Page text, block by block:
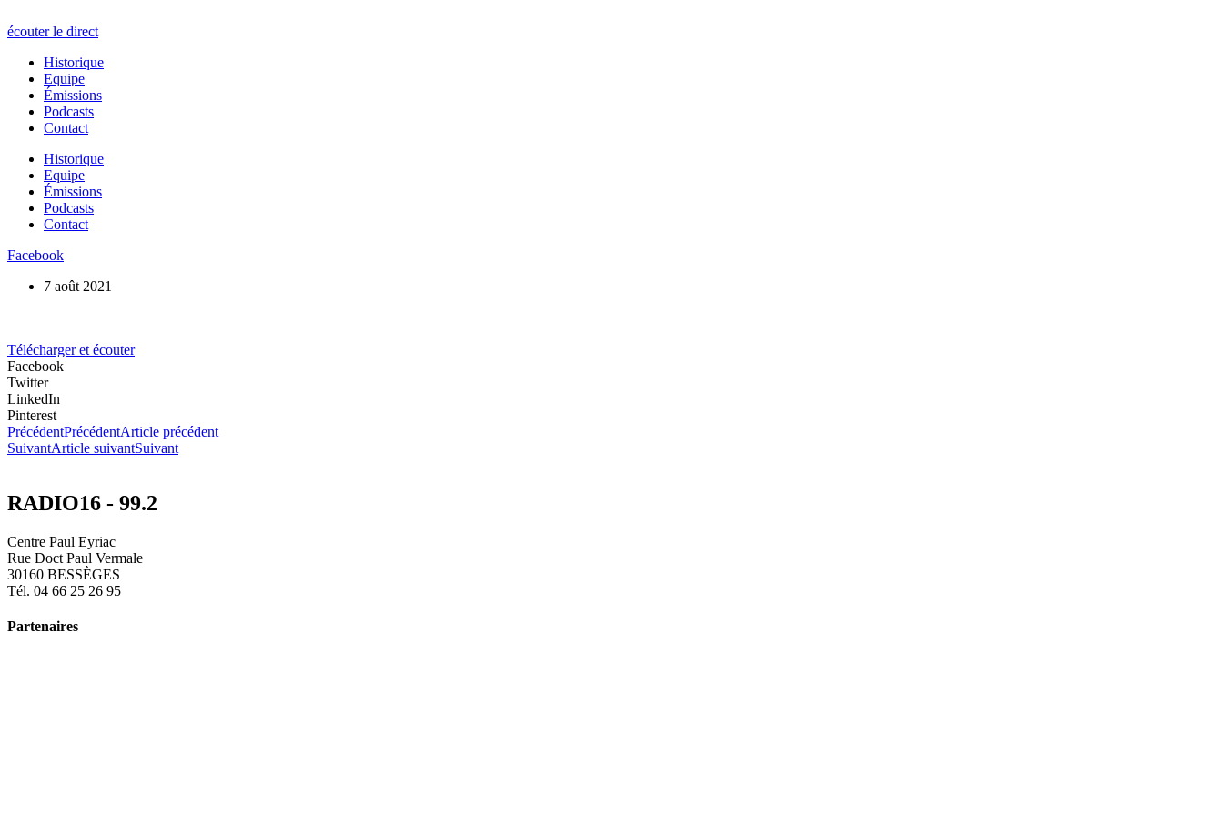
écouter le direct
Historique
Equipe
Émissions
Podcasts
Contact
Historique
Equipe
Émissions
Podcasts
Contact
Facebook
7 août 2021
Télécharger et écouter
Facebook
Twitter
LinkedIn
Pinterest
PrécédentPrécédentArticle précédent
SuivantArticle suivantSuivant
RADIO16 - 99.2
Centre Paul Eyriac
Rue Doct Paul Vermale
30160 BESSÈGES
Tél. 04 66 25 26 95
Partenaires